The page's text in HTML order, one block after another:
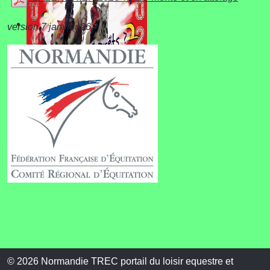
Championnat de
Normandie
version 7 janvier 26
© 2026 Normandie TREC portail du loisir equestre et